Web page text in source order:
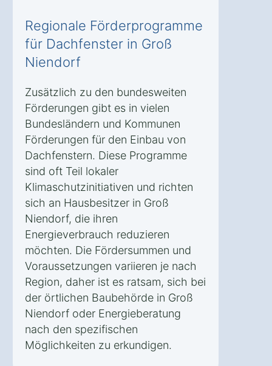
Regionale Förderprogramme
für Dachfenster in Groß
Niendorf
Zusätzlich zu den bundesweiten
Förderungen gibt es in vielen
Bundesländern und Kommunen
Förderungen für den Einbau von
Dachfenstern. Diese Programme
sind oft Teil lokaler
Klimaschutzinitiativen und richten
sich an Hausbesitzer in Groß
Niendorf, die ihren
Energieverbrauch reduzieren
möchten. Die Fördersummen und
Voraussetzungen variieren je nach
Region, daher ist es ratsam, sich bei
der örtlichen Baubehörde in Groß
Niendorf oder Energieberatung
nach den spezifischen
Möglichkeiten zu erkundigen.